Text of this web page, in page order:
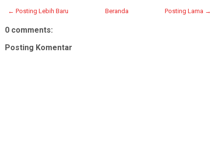
← Posting Lebih Baru Posting Lama →
Beranda
0 comments:
Posting Komentar